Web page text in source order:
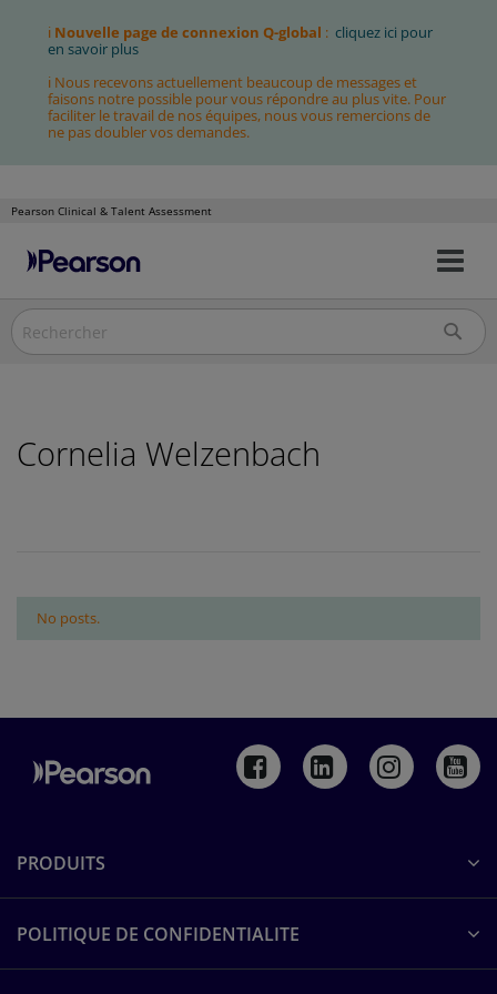
ℹ Nouvelle page de connexion Q-global : cliquez ici pour
en savoir plus
ℹ Nous recevons actuellement beaucoup de messages et
faisons notre possible pour vous répondre au plus vite. Pour
faciliter le travail de nos équipes, nous vous remercions de
ne pas doubler vos demandes.
Pearson Clinical & Talent Assessment
Allez
contenu
Cornelia Welzenbach
No posts.
PRODUITS
POLITIQUE DE CONFIDENTIALITE